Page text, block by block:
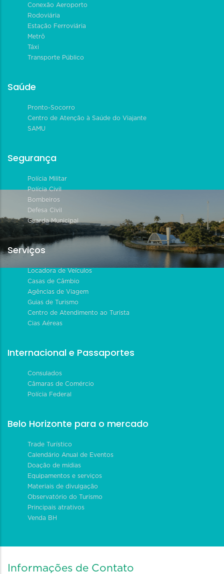
Conexão Aeroporto
Rodoviária
Estação Ferroviária
Metrô
Táxi
Transporte Público
Saúde
Pronto-Socorro
Centro de Atenção à Saúde do Viajante
SAMU
Segurança
Polícia Militar
Polícia Civil
Bombeiros
Defesa Civil
Guarda Municipal
Serviços
Locadora de Veículos
Casas de Câmbio
Agências de Viagem
Guias de Turismo
Centro de Atendimento ao Turista
Cias Aéreas
Internacional e Passaportes
Consulados
Câmaras de Comércio
Polícia Federal
Belo Horizonte para o mercado
Trade Turístico
Calendário Anual de Eventos
Doação de mídias
Equipamentos e serviços
Materiais de divulgação
Observatório do Turismo
Principais atrativos
Venda BH
Informações de Contato